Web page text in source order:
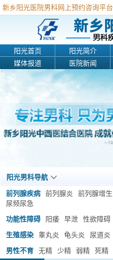
新乡阳光医院男科网上预约咨询平台
阳光首页 阳光简介
媒体报道
医院新闻
阳光男科导航
前列腺疾病 前列腺炎 前列腺增生
尿频尿急
功能性障碍
阳痿 早泄 性欲障碍
生殖感染
睾丸炎 龟头炎 尿道炎
男性不育
无精 少精 弱精 死精